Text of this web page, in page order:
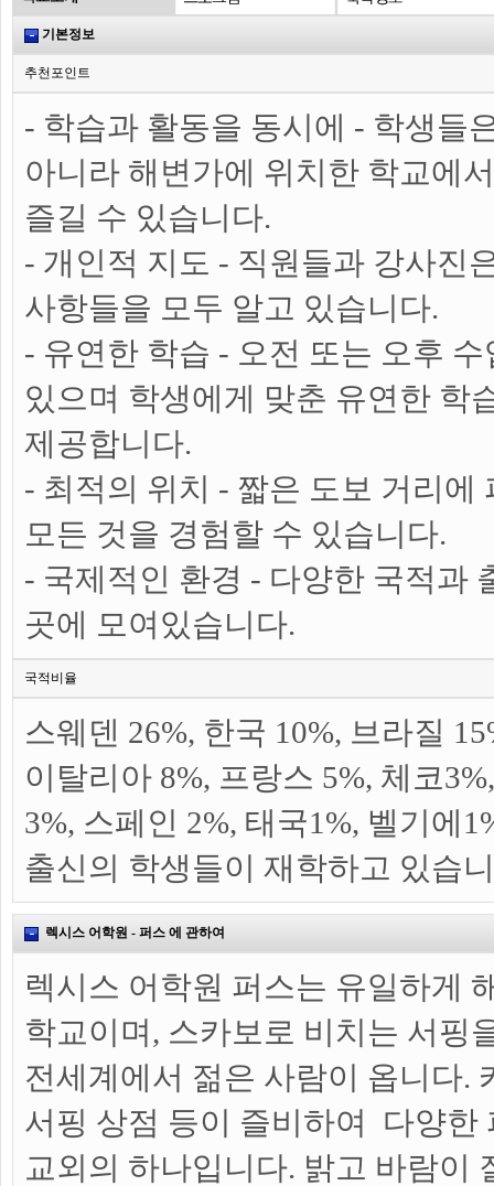
기본정보
추천포인트
- 학습과 활동을 동시에 - 학생들
아니라 해변가에 위치한 학교에
즐길 수 있습니다.
- 개인적 지도 - 직원들과 강사진
사항들을 모두 알고 있습니다.
- 유연한 학습 - 오전 또는 오후
있으며 학생에게 맞춘 유연한 학
제공합니다.
- 최적의 위치 - 짧은 도보 거리에
모든 것을 경험할 수 있습니다.
- 국제적인 환경 - 다양한 국적과
곳에 모여있습니다.
국적비율
스웨덴 26%, 한국 10%, 브라질
이탈리아 8%, 프랑스 5%, 체코
3%, 스페인 2%, 태국1%, 벨기에
출신의 학생들이 재학하고 있습
렉시스 어학원 - 퍼스 에 관하여
렉시스 어학원 퍼스는 유일하게
학교이며, 스카보로 비치는 서핑
전세계에서 젊은 사람이 옵니다.
서핑 상점 등이 즐비하여 다양한
교외의 하나입니다. 밝고 바람이